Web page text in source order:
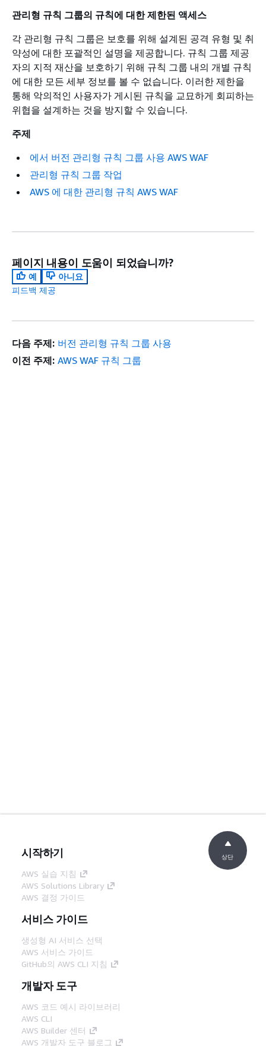
관리형 규칙 그룹의 규칙에 대한 제한된 액세스
각 관리형 규칙 그룹은 보호를 위해 설계된 공격 유형 및 취
약성에 대한 포괄적인 설명을 제공합니다. 규칙 그룹 제공
자의 지적 재산을 보호하기 위해 규칙 그룹 내의 개별 규칙
에 대한 모든 세부 정보를 볼 수 없습니다. 이러한 제한을
통해 악의적인 사용자가 게시된 규칙을 교묘하게 회피하는
위협을 설계하는 것을 방지할 수 있습니다.
주제
에서 버전 관리형 규칙 그룹 사용 AWS WAF
관리형 규칙 그룹 작업
AWS 에 대한 관리형 규칙 AWS WAF
페이지 내용이 도움이 되었습니까?
예
아니요
피드백 제공
다음 주제: 버전 관리형 규칙 그룹 사용
이전 주제: AWS WAF 규칙 그룹
시작하기
AWS 실습 지침
AWS Solutions Library
AWS 결정 가이드
서비스 가이드
생성형 AI 서비스 선택
AWS 서비스 가이드
GitHub의 AWS CLI 지침
개발자 도구
AWS 코드 예시 라이브러리
AWS CLI
AWS Builder 센터
AWS 개발자 도구 블로그
상단